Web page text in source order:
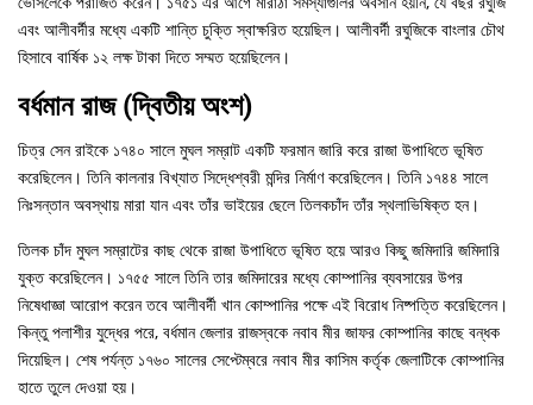
এবং আলীবর্দীর মধ্যে একটি শান্তি চুক্তি স্বাক্ষরিত হয়েছিল। আলীবর্দী রঘুজিকে বাংলার চৌথ
হিসাবে বার্ষিক ১২ লক্ষ টাকা দিতে সম্মত হয়েছিলেন।
বর্ধমান রাজ (দ্বিতীয় অংশ)
চিত্র সেন রাইকে ১৭৪০ সালে মুঘল সম্রাট একটি ফরমান জারি করে রাজা উপাধিতে ভূষিত
করেছিলেন। তিনি কালনার বিখ্যাত সিদ্ধেশ্বরী মন্দির নির্মাণ করেছিলেন। তিনি ১৭৪৪ সালে
নিঃসন্তান অবস্থায় মারা যান এবং তাঁর ভাইয়ের ছেলে তিলকচাঁদ তাঁর স্থলাভিষিক্ত হন।
তিলক চাঁদ মুঘল সম্রাটের কাছ থেকে রাজা উপাধিতে ভূষিত হয়ে আরও কিছু জমিদারি জমিদারি
যুক্ত করেছিলেন। ১৭৫৫ সালে তিনি তার জমিদারের মধ্যে কোম্পানির ব্যবসায়ের উপর
নিষেধাজ্ঞা আরোপ করেন তবে আলীবর্দী খান কোম্পানির পক্ষে এই বিরোধ নিষ্পত্তি করেছিলেন।
কিন্তু পলাশীর যুদ্ধের পরে, বর্ধমান জেলার রাজস্বকে নবাব মীর জাফর কোম্পানির কাছে বন্ধক
দিয়েছিল। শেষ পর্যন্ত ১৭৬০ সালের সেপ্টেম্বরে নবাব মীর কাসিম কর্তৃক জেলাটিকে কোম্পানির
হাতে তুলে দেওয়া হয়।